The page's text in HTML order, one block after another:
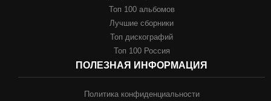
Топ 100 альбомов
Лучшие сборники
Топ дискографий
Топ 100 Россия
ПОЛЕЗНАЯ ИНФОРМАЦИЯ
Политика конфиденциальности